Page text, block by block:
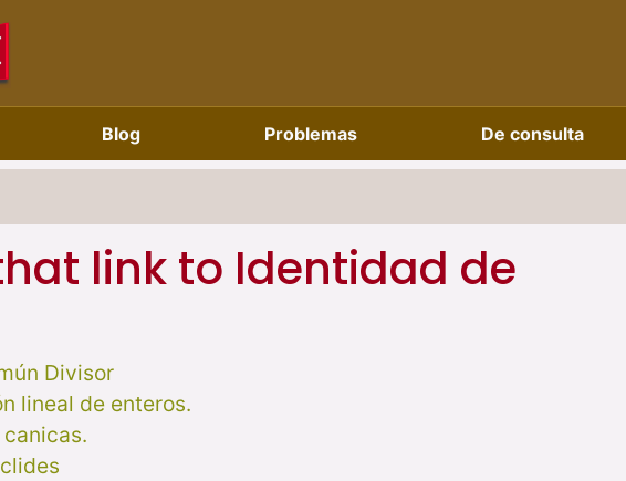
Blog Problemas De consulta
link to Identidad de
Divisor
lineal de enteros.